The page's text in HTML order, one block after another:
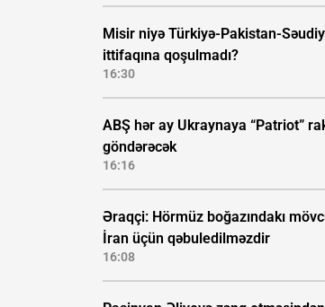
Misir niyə Türkiyə-Pakistan-
ittifaqına qoşulmadı?
16:30
ABŞ hər ay Ukraynaya “Patriot”
göndərəcək
16:16
Əraqçi: Hörmüz boğazındakı
İran üçün qəbuledilməzdir
16:08